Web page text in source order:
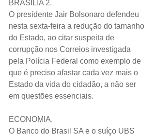
BRASÍLIA 2.
O presidente Jair Bolsonaro defendeu
nesta sexta-feira a redução do tamanho
do Estado, ao citar suspeita de
corrupção nos Correios investigada
pela Polícia Federal como exemplo de
que é preciso afastar cada vez mais o
Estado da vida do cidadão, a não ser
em questões essenciais.
ECONOMIA.
O Banco do Brasil SA e o suíço UBS